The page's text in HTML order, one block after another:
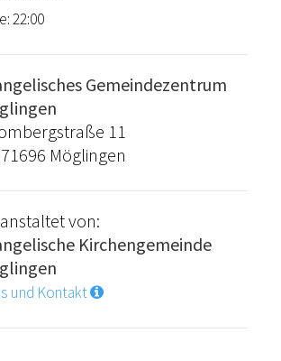
22:00
Gemeindezentrum
11
71696 Möglingen
von:
Kirchengemeinde
und Kontakt